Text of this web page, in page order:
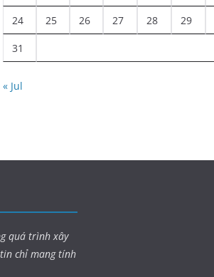
24 25 26 27 28 29
31
« Jul
quá trình xây
chỉ mang tính